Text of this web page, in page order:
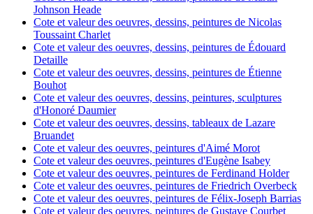
Johnson Heade
Cote et valeur des oeuvres, dessins, peintures de Nicolas
Toussaint Charlet
Cote et valeur des oeuvres, dessins, peintures de Édouard
Detaille
Cote et valeur des oeuvres, dessins, peintures de Étienne
Bouhot
Cote et valeur des oeuvres, dessins, peintures, sculptures
d'Honoré Daumier
Cote et valeur des oeuvres, dessins, tableaux de Lazare
Bruandet
Cote et valeur des oeuvres, peintures d'Aimé Morot
Cote et valeur des oeuvres, peintures d'Eugène Isabey
Cote et valeur des oeuvres, peintures de Ferdinand Holder
Cote et valeur des oeuvres, peintures de Friedrich Overbeck
Cote et valeur des oeuvres, peintures de Félix-Joseph Barrias
Cote et valeur des oeuvres, peintures de Gustave Courbet